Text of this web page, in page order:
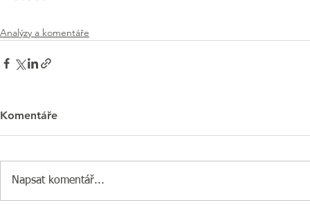
Analýzy a komentáře
Komentáře
Napsat komentář...